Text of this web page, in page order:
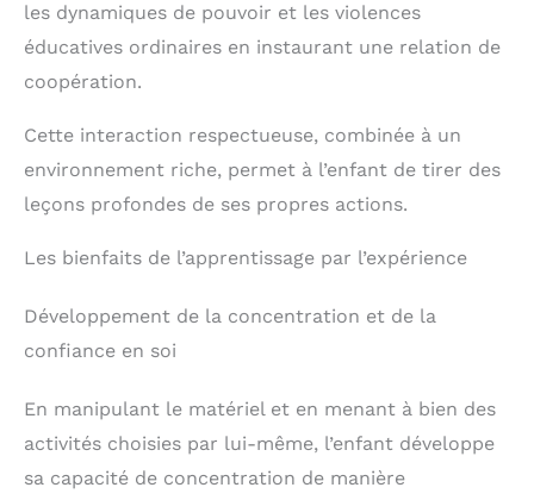
les dynamiques de pouvoir et les violences
éducatives ordinaires en instaurant une relation de
coopération.
Cette interaction respectueuse, combinée à un
environnement riche, permet à l’enfant de tirer des
leçons profondes de ses propres actions.
Les bienfaits de l’apprentissage par l’expérience
Développement de la concentration et de la
confiance en soi
En manipulant le matériel et en menant à bien des
activités choisies par lui-même, l’enfant développe
sa capacité de concentration de manière